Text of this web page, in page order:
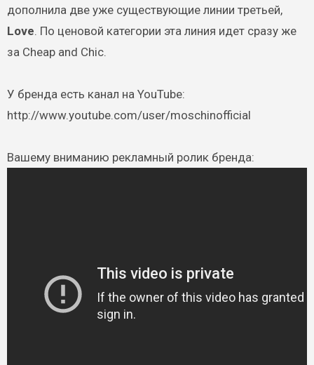
дополнила две уже существующие линии третьей,
Love. По ценовой категории эта линия идет сразу же
за Cheap and Chic.
У бренда есть канал на YouTube:
http://www.youtube.com/user/moschinofficial
Вашему вниманию рекламный ролик бренда: